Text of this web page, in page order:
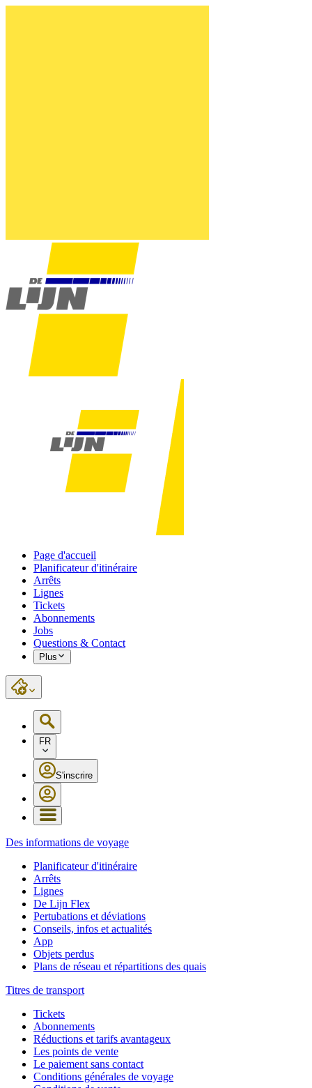
Page d'accueil
Planificateur d'itinéraire
Arrêts
Lignes
Tickets
Abonnements
Jobs
Questions & Contact
Plus
FR
S'inscrire
Des informations de voyage
Planificateur d'itinéraire
Arrêts
Lignes
De Lijn Flex
Pertubations et déviations
Conseils, infos et actualités
App
Objets perdus
Plans de réseau et répartitions des quais
Titres de transport
Tickets
Abonnements
Réductions et tarifs avantageux
Les points de vente
Le paiement sans contact
Conditions générales de voyage